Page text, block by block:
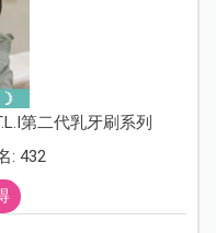
第二代乳牙刷系列
: 432